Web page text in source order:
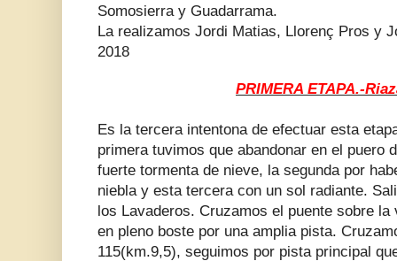
Somosierra y Guadarrama.
La realizamos Jordi Matias, Llorenç Pros y
2018
PRIMERA ETAPA.-
Es la tercera intentona de efectuar esta
primera tuvimos que abandonar en el puero
fuerte tormenta de nieve, la segunda por
niebla y esta tercera con un sol radiante.
los Lavaderos. Cruzamos el puente sobre
en pleno boste por una amplia pista.
115(km.9,5), seguimos por pista principal